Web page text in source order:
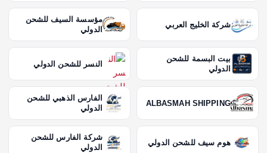
شركة الخليج العربي
مؤسسة السيف للشحن
الدولي
بيت البسمة للشحن
الدولي
النسر للشحن الدولي
ALBASMAH SHIPPING
الفارس الذهبي للشحن
الدولي
هوم سيف للشحن الدولي
شركة الفارس للشحن
الدولي